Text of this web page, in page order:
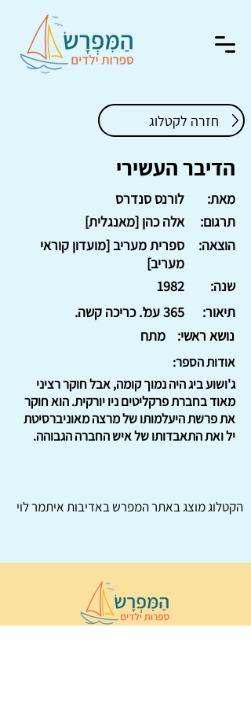
חזרה לקטלוג
הדיבר העשירי
לורנס סנדרס
מאת:
אלה כהן [מאנגלית]
תרגום:
ספרית מעריב [מועדון קוראי
מעריב]
הוצאה:
1982
שנה:
365 עמ'. כריכה קשה.
תיאור:
מתח
נושא ראשי:
אודות הספר:
ג'ושוע ביג היה נמוך קומה, אבל חוקר רציני
מאוד בחברת פרקליטים ניו יורקית. הוא חוקר
את פרשת היעלמותו של מרצה מאוניברסיטת
יל ואת התאבדותו של איש החברה הגבוהה.
הקטלוג מוצג באתרהמפרשבאדיבות איתמר לוי